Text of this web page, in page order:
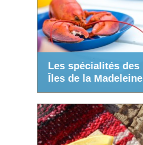
Les spécialités des
Îles de la Madeleine